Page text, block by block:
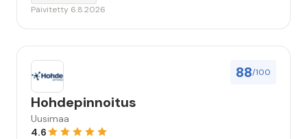
Päivitetty 6.8.2026
88/100
Hohdepinnoitus
Uusimaa
4.6